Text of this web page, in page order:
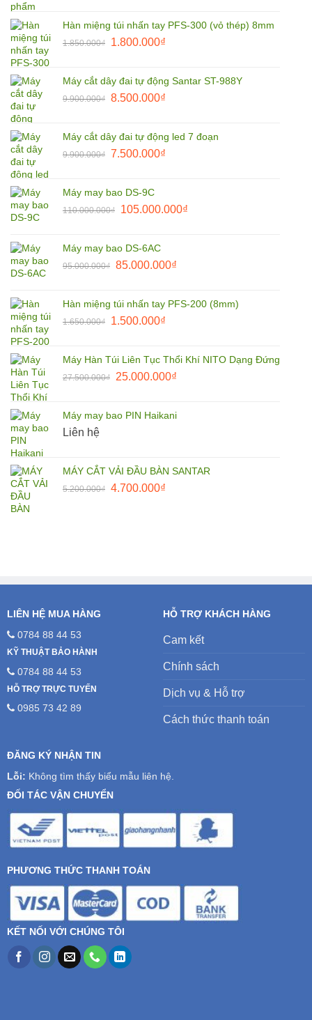
3.800.000₫.là:
2.790.000₫.
Hàn miệng túi nhấn tay PFS-300 (vỏ thép) 8mm
1.850.000₫
Giá
1.850.000₫.
1.800.000₫Giá
là:
1.800.000₫.
Máy cắt dây đai tự động Santar ST-988Y
9.900.000₫ Giá
9.900.000₫.
8.500.000₫Giá
là:
8.500.000₫.
Máy cắt dây đai tự động led 7 đoạn
9.900.000₫ Giá
9.900.000₫.
7.500.000₫Giá
7.500.000₫.
Máy may bao DS-9C
110.000.000₫
Giá
110.000.000₫.
105.000.000₫Giá
Máy may bao DS-6AC
95.000.000₫ Giá
95.000.000₫.
85.000.000₫Giá
là:
Hàn miệng túi nhấn tay PFS-200 (8mm)
1.650.000₫
Giá
1.650.000₫.
1.500.000₫Giá
là:
1.500.000₫.
Máy Hàn Túi Liên Tục Thổi Khí NITO Dạng Đứng
27.500.000₫
Giá
27.500.000₫.
25.000.000₫Giá
là:
Máy may bao PIN Haikani
Liên hệ
MÁY CẮT VẢI ĐẦU BÀN SANTAR
5.200.000₫ Giá
4.700.000₫Giá
LIÊN HỆ MUA HÀNG
0784 88 44 53
KỸ THUẬT BẢO HÀNH
0784 88 44 53
HỖ TRỢ TRỰC TUYẾN
0985 73 42 89
HỖ TRỢ KHÁCH HÀNG
Cam kết
Chính sách
Dịch vụ & Hỗ trợ
Cách thức thanh toán
ĐĂNG KÝ NHẬN TIN
Lỗi: Không tìm thấy biểu mẫu liên hệ.
ĐỐI TÁC VẬN CHUYỂN
PHƯƠNG THỨC THANH TOÁN
KẾT NỐI VỚI CHÚNG TÔI